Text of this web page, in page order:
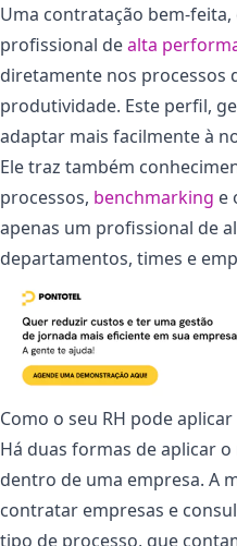
Uma contratação bem-
profissional dealta
diretamente nos processos
produtividade. Este perfil,
adaptar mais facilmente à
Ele traz também
processos, benchmarking e
apenas um profissional de
departamentos, times e
Como o seu RH pode
Há duas formas de aplicar
dentro de uma empresa. A
contratar empresas e
tipo de processo, que